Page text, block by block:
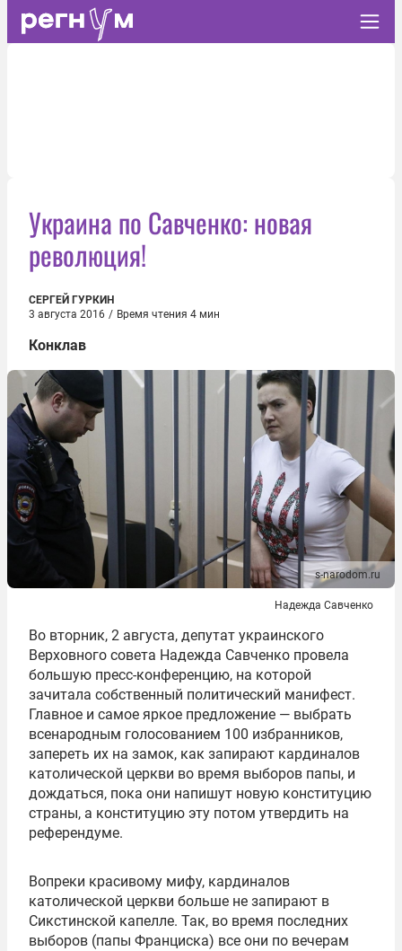
Украина по Савченко: новая
революция!
СЕРГЕЙ ГУРКИН
3 августа 2016 / Время чтения 4 мин
Конклав
s-narodom.ru
Надежда Савченко
Во вторник, 2 августа, депутат украинского
Верховного совета Надежда Савченко провела
большую пресс-конференцию, на которой
зачитала собственный политический манифест.
Главное и самое яркое предложение — выбрать
всенародным голосованием 100 избранников,
запереть их на замок, как запирают кардиналов
католической церкви во время выборов папы, и
дождаться, пока они напишут новую конституцию
страны, а конституцию эту потом утвердить на
референдуме.
Вопреки красивому мифу, кардиналов
католической церкви больше не запирают в
Сикстинской капелле. Так, во время последних
выборов (папы Франциска) все они по вечерам